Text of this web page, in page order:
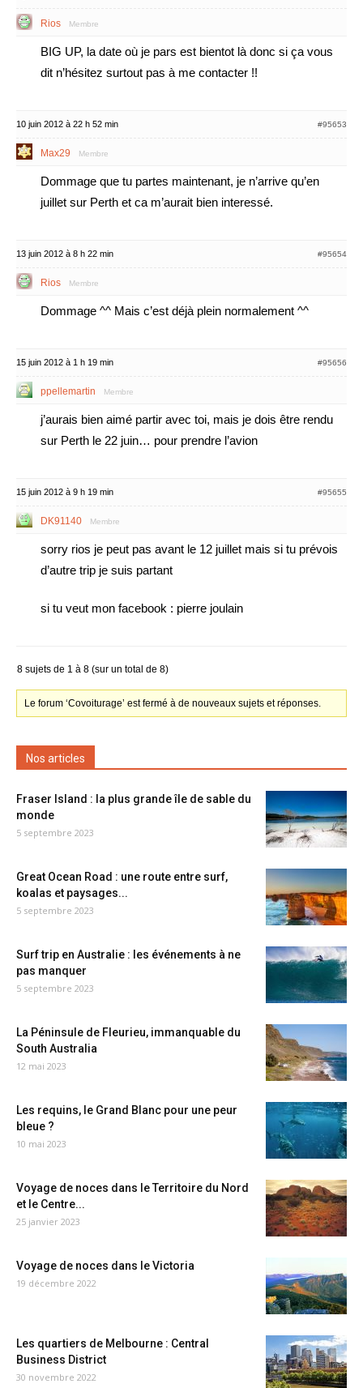
Rios Membre
BIG UP, la date où je pars est bientot là donc si ça vous
dit n’hésitez surtout pas à me contacter !!
10 juin 2012 à 22 h 52 min #95653
Max29 Membre
Dommage que tu partes maintenant, je n’arrive qu’en
juillet sur Perth et ca m’aurait bien interessé.
13 juin 2012 à 8 h 22 min #95654
Rios Membre
Dommage ^^ Mais c’est déjà plein normalement ^^
15 juin 2012 à 1 h 19 min #95656
ppellemartin Membre
j’aurais bien aimé partir avec toi, mais je dois être rendu
sur Perth le 22 juin… pour prendre l’avion
15 juin 2012 à 9 h 19 min #95655
DK91140 Membre
sorry rios je peut pas avant le 12 juillet mais si tu prévois
d’autre trip je suis partant
si tu veut mon facebook : pierre joulain
8 sujets de 1 à 8 (sur un total de 8)
Le forum ‘Covoiturage’ est fermé à de nouveaux sujets et réponses.
Nos articles
Fraser Island : la plus grande île de sable du
monde
5 septembre 2023
Great Ocean Road : une route entre surf,
koalas et paysages...
5 septembre 2023
Surf trip en Australie : les événements à ne
pas manquer
5 septembre 2023
La Péninsule de Fleurieu, immanquable du
South Australia
12 mai 2023
Les requins, le Grand Blanc pour une peur
bleue ?
10 mai 2023
Voyage de noces dans le Territoire du Nord
et le Centre...
25 janvier 2023
Voyage de noces dans le Victoria
19 décembre 2022
Les quartiers de Melbourne : Central
Business District
30 novembre 2022